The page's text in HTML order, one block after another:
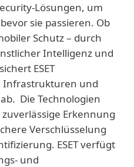
Lösungen, um
sie passieren. Ob
Schutz – durch
Intelligenz und
ESET
Infrastrukturen und
Die Technologien
zuverlässige Erkennung
Verschlüsselung
ESET verfügt
und